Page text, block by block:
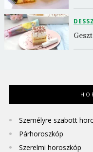
Személyre szabott
Párhoroszkóp
Szerelmi horoszkóp